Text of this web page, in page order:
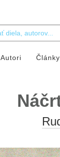
Autori Články